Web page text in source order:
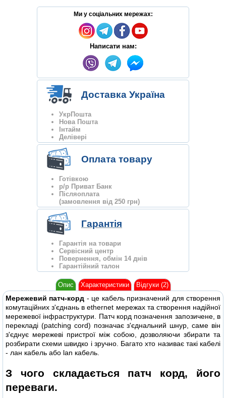
Ми у соціальних мережах:
Написати нам:
Доставка Україна
УкрПошта
Нова Пошта
Інтайм
Делівері
Оплата товару
Готівкою
р/р Приват Банк
Післяоплата
(замовлення від 250 грн)
Гарантія
Гарантія на товари
Сервісний центр
Повернення, обмін 14 днів
Гарантійний талон
Опис Характеристики Відгуки (2)
Мережевий патч-корд - це кабель призначений для створення
комутаційних з'єднань в ethernet мережах та створення надійної
мережевої інфраструктури. Патч корд позначення запозичене, в
перекладі (patching cord) позначає з'єднальний шнур, саме він
з'єднує мережеві пристрої між собою, дозволяючи збирати та
розбирати схеми швидко і зручно. Багато хто називає такі кабелі
- лан кабель або lan кабель.
З чого складається патч корд, його
переваги.